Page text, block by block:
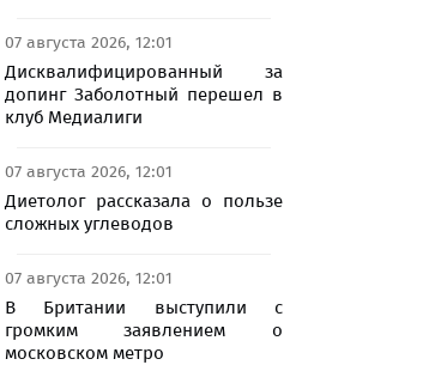
07 августа 2026, 12:01
Дисквалифицированный за
допинг Заболотный перешел в
клуб Медиалиги
07 августа 2026, 12:01
Диетолог рассказала о пользе
сложных углеводов
07 августа 2026, 12:01
В Британии выступили с
громким заявлением о
московском метро